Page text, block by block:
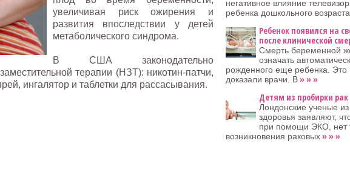
увеличивая риск ожирения и
развития впоследствии у детей
метаболического синдрома.
В США законодательно
терапии (НЗТ): никотин-патчи,
ингалятор и таблетки для рассасывания.
негативное влияние
ребенка дошкольного возраста.
Ребенок появился на
после клинической
Смерть беременной
означать
рожденного еще ребенка. Это
доказали врачи. В» » »
Детям из пробирки
Лондонские ученые из
здоровья заявляют,
при помощи ЭКО, нет
возникновения раковых» » »